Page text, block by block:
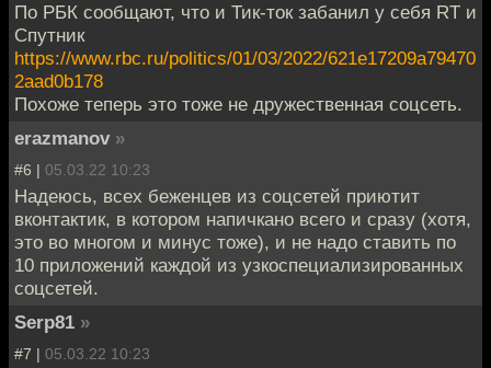
По РБК сообщают, что и Тик-ток забанил у себя RT и
Спутник
https://www.rbc.ru/politics/01/03/2022/621e17209a79470
2aad0b178
Похоже теперь это тоже не дружественная соцсеть.
erazmanov »
#6 | 05.03.22 10:23
Надеюсь, всех беженцев из соцсетей приютит
вконтактик, в котором напичкано всего и сразу (хотя,
это во многом и минус тоже), и не надо ставить по
10 приложений каждой из узкоспециализированных
соцсетей.
Serp81 »
#7 | 05.03.22 10:23